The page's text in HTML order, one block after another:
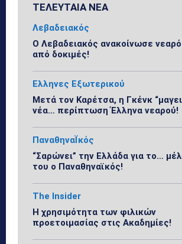
ΤΕΛΕΥΤΑΙΑ ΝΕΑ
Λεβαδειακός
Ο Λεβαδειακός ανακοίνωσε
από δοκιμές!
Ελληνες Εξωτερικού
Μετά τον Καρέτσα, η Γκένκ
νέα… περίπτωση Έλληνα νεαρού!
ΠαναθηναΪκός
“Σαρώνει” την Ελλάδα για το…
του ο Παναθηναϊκός!
The Insider
Η χρησιμότητα των φιλικών
προετοιμασίας στις Ακαδημίες!